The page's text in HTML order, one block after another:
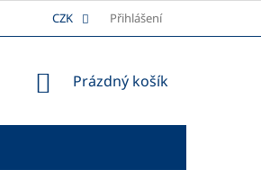
ŘÁD PLATBA
CZK Přihlášení
NÁKUPNÍ
Prázdný košík